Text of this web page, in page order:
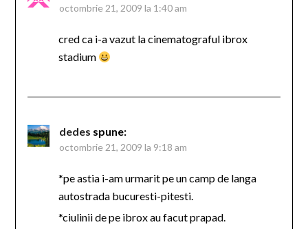
octombrie 21, 2009 la 1:40 am
cred ca i-a vazut la cinematograful ibrox
stadium
dedes spune:
octombrie 21, 2009 la 9:18 am
*pe astia i-am urmarit pe un camp de langa
autostrada bucuresti-pitesti.
*ciulinii de pe ibrox au facut prapad.